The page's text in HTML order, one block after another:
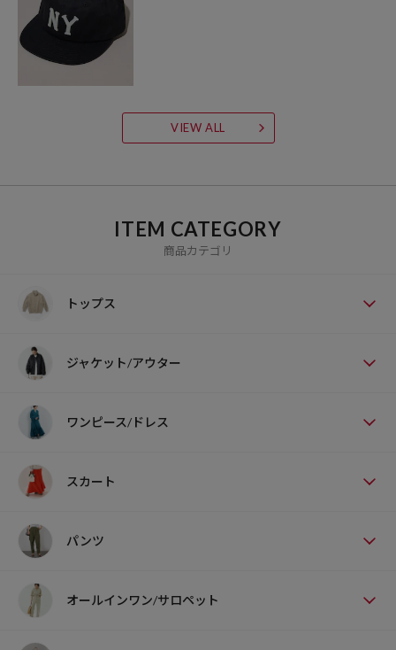
VIEW ALL
ITEM CATEGORY
商品カテゴリ
トップス
ジャケット/アウター
ワンピース/ドレス
スカート
パンツ
オールインワン/サロペット